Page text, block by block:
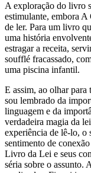
A exploração do livro
estimulante, embora
de ler. Para um livro
uma história
estragar a receita,
soufflé fracassado,
uma piscina infantil.
E assim, ao olhar para
sou lembrado da
linguagem e da
verdadeira magia da
experiência de lê-lo, o
sentimento de
Livro da Lei e seus
séria sobre o assunto.